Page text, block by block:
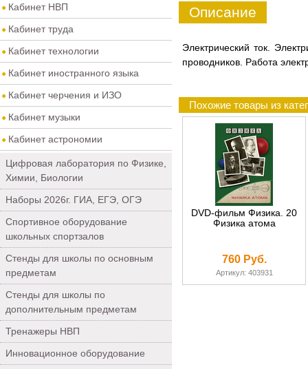
Кабинет НВП
Кабинет труда
Кабинет технологии
Кабинет иностранного языка
Кабинет черчения и ИЗО
Кабинет музыки
Кабинет астрономии
Цифровая лаборатория по Физике,
Химии, Биологии
Наборы 2026г. ГИА, ЕГЭ, ОГЭ
Спортивное оборудование
школьных спортзалов
Стенды для школы по основным
предметам
Стенды для школы по
дополнительным предметам
Тренажеры НВП
Инновационное оборудование
Описание
Электрический ток.
проводников. Работа
Похожие товары из
DVD-фильм Физика. 20
Физика атома
760 Руб.
Артикул: 403931